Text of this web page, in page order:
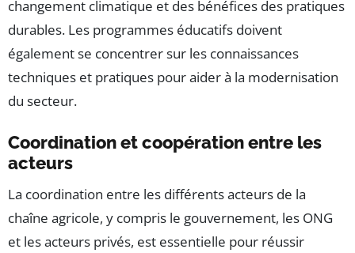
changement climatique et des bénéfices des pratiques
durables. Les programmes éducatifs doivent
également se concentrer sur les connaissances
techniques et pratiques pour aider à la modernisation
du secteur.
Coordination et coopération entre les
acteurs
La coordination entre les différents acteurs de la
chaîne agricole, y compris le gouvernement, les ONG
et les acteurs privés, est essentielle pour réussir